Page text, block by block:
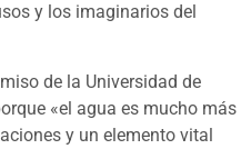
y los imaginarios del
de la Universidad de
«el agua es mucho más
y un elemento vital